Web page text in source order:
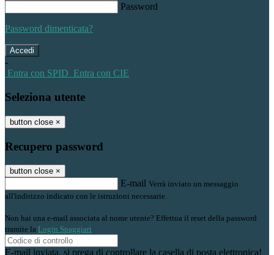
Password
Password dimenticata?
-
Entra con SPID Entra con CIE
Seleziona utente
button close ×
Recupero password
button close ×
E-mail Verrà inviato un messaggio
all'indirizzo indicato con le istruzioni necessarie.
Non hai una e-mail associata al nome utente? Effettua il reset della password
tramite la Login Spaggiari
E-mail inviata, si prega di controllare la casella di posta elettronica!